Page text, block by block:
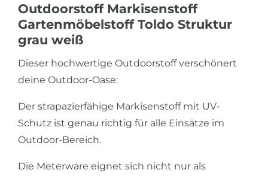
Outdoorstoff Markisenstoff
Gartenmöbelstoff Toldo Struktur
grau weiß
Dieser hochwertige Outdoorstoff verschönert
deine Outdoor-Oase:
Der strapazierfähige Markisenstoff mit UV-
Schutz ist genau richtig für alle Einsätze im
Outdoor-Bereich.
Die Meterware eignet sich nicht nur als